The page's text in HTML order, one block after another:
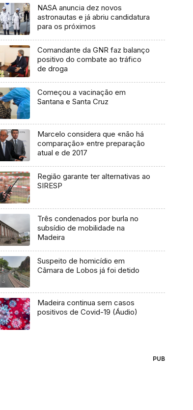
NASA anuncia dez novos
astronautas e já abriu candidatura
para os próximos
Comandante da GNR faz balanço
positivo do combate ao tráfico
de droga
Começou a vacinação em
Santana e Santa Cruz
Marcelo considera que «não há
comparação» entre preparação
atual e de 2017
Região garante ter alternativas ao
SIRESP
Três condenados por burla no
subsídio de mobilidade na
Madeira
Suspeito de homicídio em
Câmara de Lobos já foi detido
Madeira continua sem casos
positivos de Covid-19 (Áudio)
PUB